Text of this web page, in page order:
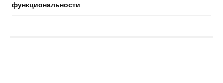
функциональности